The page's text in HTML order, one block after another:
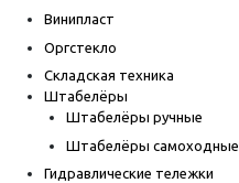
Винипласт
Оргстекло
Складская техника
Штабелёры
Штабелёры ручные
Штабелёры самоходные
Гидравлические тележки